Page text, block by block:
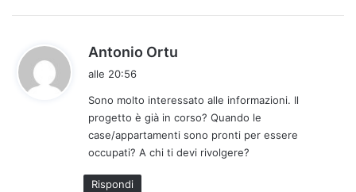
Antonio Ortu
e
t
t
o
alle 20:56
Sono molto interessato alle informazioni. Il
progetto è già in corso? Quando le
case/appartamenti sono pronti per essere
occupati? A chi ti devi rivolgere?
Rispondi